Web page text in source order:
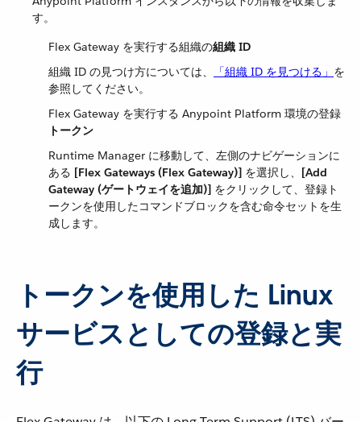
す。
Flex Gateway を実行する組織の​組織 ID
組織 ID の見つけ方については、​
「組織 ID を見つける」 ​を
参照してください。
Flex Gateway を実行する Anypoint Platform 環境の登録​
トークン
Runtime Manager に移動して、左側のナビゲーションに
ある ​ [Flex Gateways (Flex Gateway)] ​ を選択し、​ [Add
Gateway (ゲートウェイを追加)] ​ をクリックして、登録ト
ークンを使用したコマンドブロックを含む命令セットを生
成します。
トークンを使用した Linux
サービスとしての登録と実
行